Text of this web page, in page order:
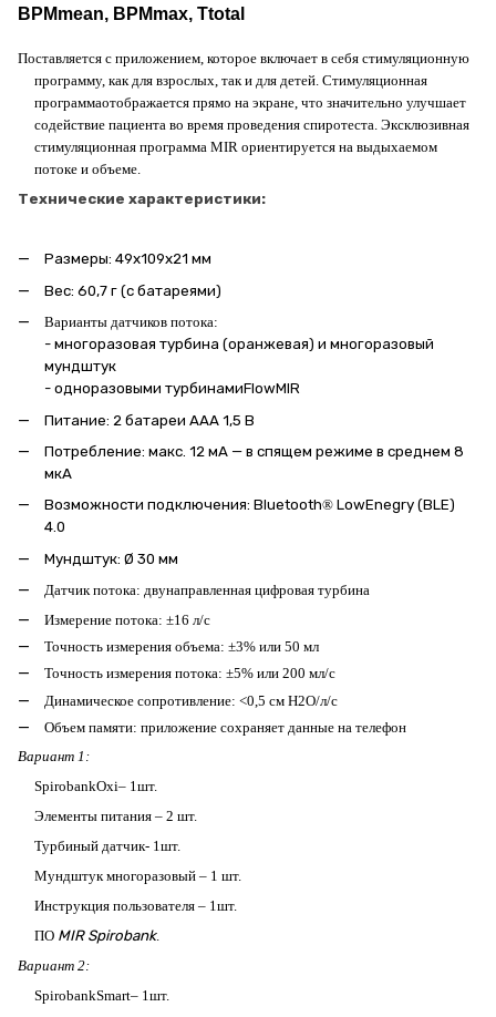
BPMmean, BPMmax, Ttotal
Поставляется с приложением, которое включает в себя стимуляционную
программу, как для взрослых, так и для детей. Стимуляционная
программаотображается прямо на экране, что значительно улучшает
содействие пациента во время проведения спиротеста. Эксклюзивная
стимуляционная программа MIR ориентируется на выдыхаемом
потоке и объеме.
Технические характеристики:
Размеры: 49x109x21 мм
Вес: 60,7 г (с батареями)
Варианты датчиков потока:
- многоразовая турбина (оранжевая) и многоразовый
мундштук
- одноразовыми турбинамиFlowMIR
Питание: 2 батареи ААА 1,5 В
Потребление: макс. 12 мА — в спящем режиме в среднем 8
мкА
Возможности подключения: Bluetooth® LowEnegry (BLE)
4.0
Мундштук: Ø 30 мм
Датчик потока: двунаправленная цифровая турбина
Измерение потока: ±16 л/с
Точность измерения объема: ±3% или 50 мл
Точность измерения потока: ±5% или 200 мл/с
Динамическое сопротивление: <0,5 см H2O/л/с
Объем памяти: приложение сохраняет данные на телефон
Вариант 1:
SpirobankOxi– 1шт.
Элементы питания – 2 шт.
Турбиный датчик- 1шт.
Мундштук многоразовый – 1 шт.
Инструкция пользователя – 1шт.
ПО MIR Spirobank.
Вариант 2:
SpirobankSmart– 1шт.